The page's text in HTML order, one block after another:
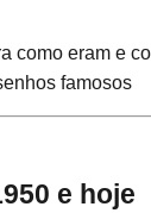
e hoje